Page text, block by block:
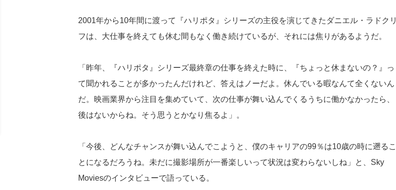
2001年から10年間に渡って『ハリポタ』シリーズの主役を演じてきたダニエル・ラドクリ
フは、大仕事を終えても休む間もなく働き続けているが、それには焦りがあるようだ。
「昨年、『ハリポタ』シリーズ最終章の仕事を終えた時に、『ちょっと休まないの？』っ
て聞かれることが多かったんだけれど、答えはノーだよ。休んでいる暇なんて全くないん
だ。映画業界から注目を集めていて、次の仕事が舞い込んでくるうちに働かなかったら、
後はないからね。そう思うとかなり焦るよ」。
「今後、どんなチャンスが舞い込んでこようと、僕のキャリアの99％は10歳の時に遡るこ
とになるだろうね。未だに撮影場所が一番楽しいって状況は変わらないしね」と、Sky
Moviesのインタビューで語っている。